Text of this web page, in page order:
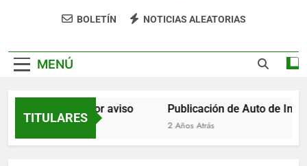
CITACIONES
BOLETÍN NOTICIAS ALEATORIAS
MENÚ
TITULARES
Notificación por aviso
2 Años Atrás
Publicación de Auto de
2 Años Atrás